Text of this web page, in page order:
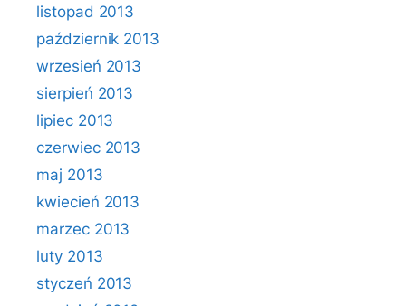
listopad 2013
październik 2013
wrzesień 2013
sierpień 2013
lipiec 2013
czerwiec 2013
maj 2013
kwiecień 2013
marzec 2013
luty 2013
styczeń 2013